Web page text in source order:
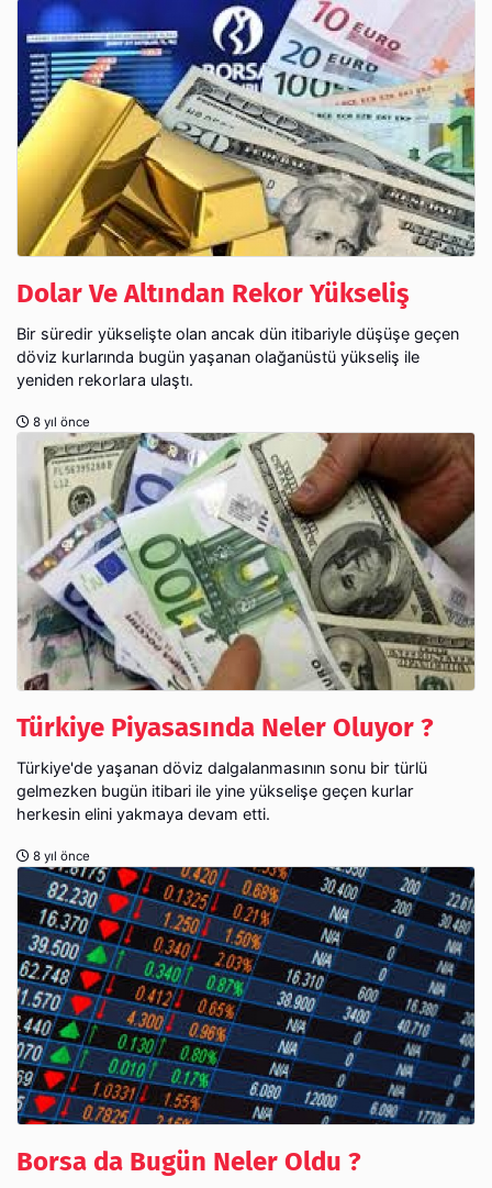
Dolar Ve Altından Rekor Yükseliş
Bir süredir yükselişte olan ancak dün itibariyle düşüşe geçen
döviz kurlarında bugün yaşanan olağanüstü yükseliş ile
yeniden rekorlara ulaştı.
8 yıl önce
Türkiye Piyasasında Neler Oluyor ?
Türkiye'de yaşanan döviz dalgalanmasının sonu bir türlü
gelmezken bugün itibari ile yine yükselişe geçen kurlar
herkesin elini yakmaya devam etti.
8 yıl önce
Borsa da Bugün Neler Oldu ?